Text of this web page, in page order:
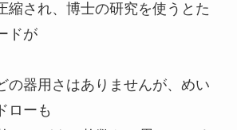
縮され、博士の研究を使うとた
ドが
の器用さはありませんが、めい
ローも